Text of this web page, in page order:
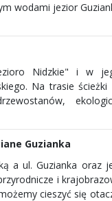
wodami jezior
Nidzkie" i w
Na trasie
Guzianka
a ul. Guzianka oraz
i
cieszyć się